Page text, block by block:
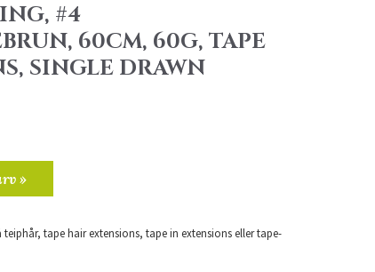
#4
60CM, 60G, TAPE
SINGLE DRAWN
»
teiphår, tape hair extensions, tape in extensions eller tape-